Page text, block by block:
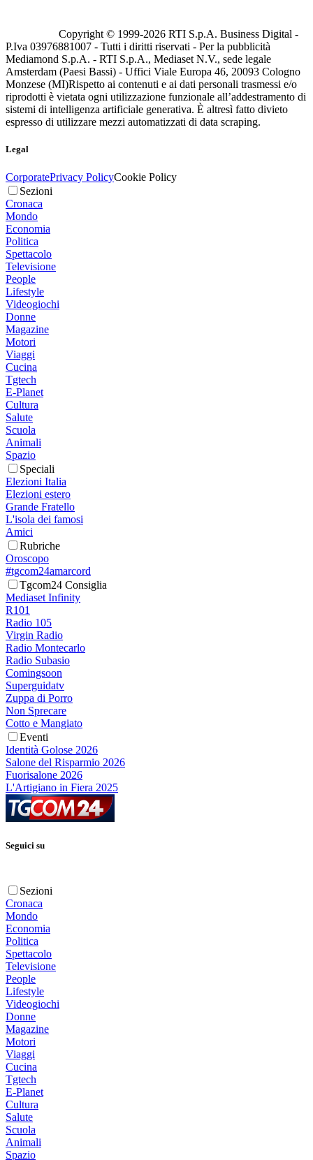
Copyright © 1999-2026 RTI S.p.A. Business Digital -
P.Iva 03976881007 - Tutti i diritti riservati - Per la pubblicità
Mediamond S.p.A. - RTI S.p.A., Mediaset N.V., sede legale
Amsterdam (Paesi Bassi) - Uffici Viale Europa 46, 20093 Cologno
Monzese (MI)Rispetto ai contenuti e ai dati personali trasmessi e/o
riprodotti è vietata ogni utilizzazione funzionale all’addestramento di
sistemi di intelligenza artificiale generativa. È altresì fatto divieto
espresso di utilizzare mezzi automatizzati di data scraping.
Legal
CorporatePrivacy PolicyCookie Policy
Sezioni
Cronaca
Mondo
Economia
Politica
Spettacolo
Televisione
People
Lifestyle
Videogiochi
Donne
Magazine
Motori
Viaggi
Cucina
Tgtech
E-Planet
Cultura
Salute
Scuola
Animali
Spazio
Speciali
Elezioni Italia
Elezioni estero
Grande Fratello
L'isola dei famosi
Amici
Rubriche
Oroscopo
#tgcom24amarcord
Tgcom24 Consiglia
Mediaset Infinity
R101
Radio 105
Virgin Radio
Radio Montecarlo
Radio Subasio
Comingsoon
Superguidatv
Zuppa di Porro
Non Sprecare
Cotto e Mangiato
Eventi
Identità Golose 2026
Salone del Risparmio 2026
Fuorisalone 2026
L'Artigiano in Fiera 2025
Seguici su
Sezioni
Cronaca
Mondo
Economia
Politica
Spettacolo
Televisione
People
Lifestyle
Videogiochi
Donne
Magazine
Motori
Viaggi
Cucina
Tgtech
E-Planet
Cultura
Salute
Scuola
Animali
Spazio